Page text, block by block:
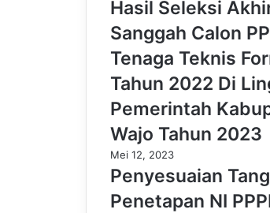
Hasil Seleksi
Sanggah Calon
Tenaga Teknis
Tahun 2022 Di
Pemerintah
Wajo Tahun 2023
Mei 12, 2023
Penyesuaian
Penetapan NI